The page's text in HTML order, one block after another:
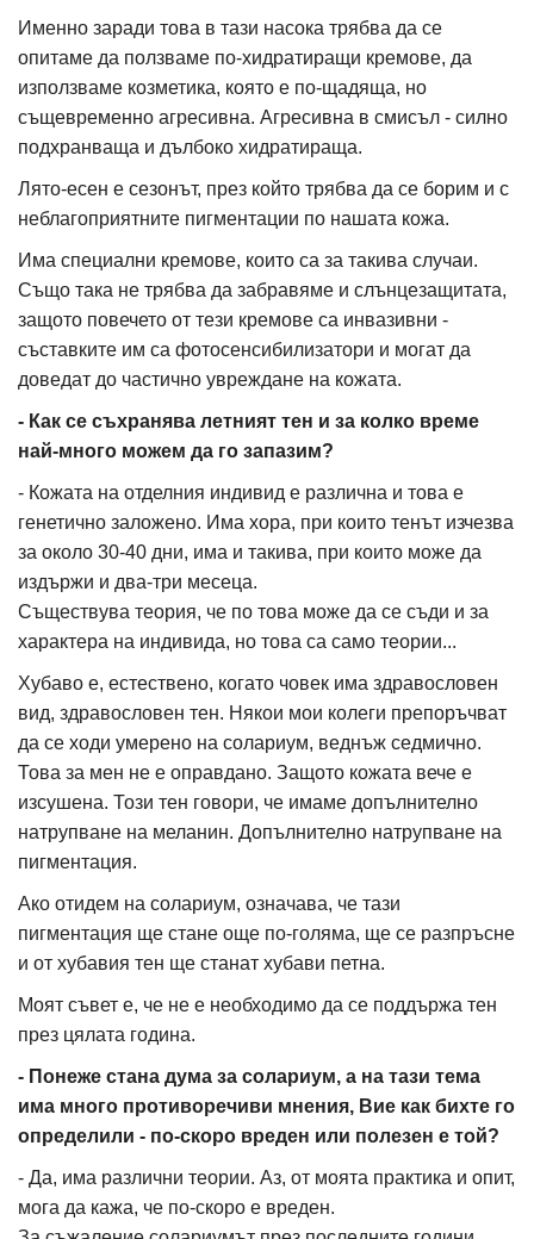
Именно заради това в тази насока трябва да се
опитаме да ползваме по-хидратиращи кремове, да
използваме козметика, която е по-щадяща, но
същевременно агресивна. Агресивна в смисъл - силно
подхранваща и дълбоко хидратираща.
Лято-есен е сезонът, през който трябва да се борим и с
неблагоприятните пигментации по нашата кожа.
Има специални кремове, които са за такива случаи.
Също така не трябва да забравяме и слънцезащитата,
защото повечето от тези кремове са инвазивни -
съставките им са фотосенсибилизатори и могат да
доведат до частично увреждане на кожата.
- Как се съхранява летният тен и за колко време
най-много можем да го запазим?
- Кожата на отделния индивид е различна и това е
генетично заложено. Има хора, при които тенът изчезва
за около 30-40 дни, има и такива, при които може да
издържи и два-три месеца.
Съществува теория, че по това може да се съди и за
характера на индивида, но това са само теории...
Хубаво е, естествено, когато човек има здравословен
вид, здравословен тен. Някои мои колеги препоръчват
да се ходи умерено на солариум, веднъж седмично.
Това за мен не е оправдано. Защото кожата вече е
изсушена. Този тен говори, че имаме допълнително
натрупване на меланин. Допълнително натрупване на
пигментация.
Ако отидем на солариум, означава, че тази
пигментация ще стане още по-голяма, ще се разпръсне
и от хубавия тен ще станат хубави петна.
Моят съвет е, че не е необходимо да се поддържа тен
през цялата година.
- Понеже стана дума за солариум, а на тази тема
има много противоречиви мнения, Вие как бихте го
определили - по-скоро вреден или полезен е той?
- Да, има различни теории. Аз, от моята практика и опит,
мога да кажа, че по-скоро е вреден.